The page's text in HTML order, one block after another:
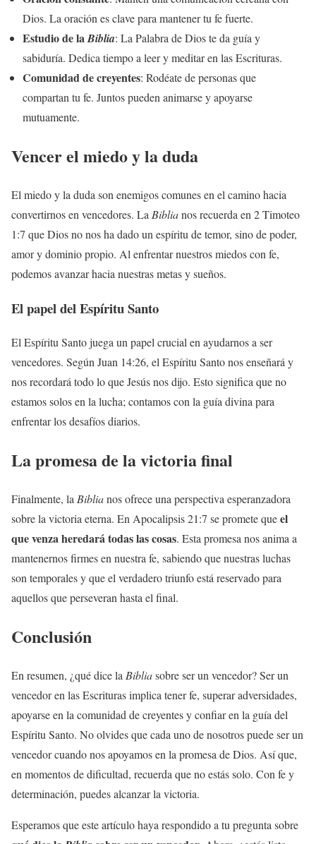
Dios. La oración es clave para mantener tu fe fuerte.
Estudio de laBiblia: La Palabra de Dios te da guía y
sabiduría. Dedica tiempo a leer y meditar en las Escrituras.
Comunidad de creyentes: Rodéate de personas que
compartan tu fe. Juntos pueden animarse y apoyarse
mutuamente.
Vencer el miedo y la duda
El miedo y la duda son enemigos comunes en el camino hacia
convertirnos en vencedores. La Biblianos recuerda en 2 Timoteo
1:7 que Dios no nos ha dado un espíritu de temor, sino de poder,
amor y dominio propio. Al enfrentar nuestros miedos con fe,
podemos avanzar hacia nuestras metas y sueños.
El papel del Espíritu Santo
El Espíritu Santo juega un papel crucial en ayudarnos a ser
vencedores. Según Juan 14:26, el Espíritu Santo nos enseñará y
nos recordará todo lo que Jesús nos dijo. Esto significa que no
estamos solos en la lucha; contamos con la guía divina para
enfrentar los desafíos diarios.
La promesa de la victoria final
Finalmente, la Biblianos ofrece una perspectiva esperanzadora
sobre la victoria eterna. En Apocalipsis 21:7 se promete queel
que venza heredará todas las cosas. Esta promesa nos anima a
mantenernos firmes en nuestra fe, sabiendo que nuestras luchas
son temporales y que el verdadero triunfo está reservado para
aquellos que perseveran hasta el final.
Conclusión
En resumen, ¿qué dice la Bibliasobre ser un vencedor? Ser un
vencedor en las Escrituras implica tener fe, superar adversidades,
apoyarse en la comunidad de creyentes y confiar en la guía del
Espíritu Santo. No olvides que cada uno de nosotros puede ser un
vencedor cuando nos apoyamos en la promesa de Dios. Así que,
en momentos de dificultad, recuerda que no estás solo. Con fe y
determinación, puedes alcanzar la victoria.
Esperamos que este artículo haya respondido a tu pregunta sobre